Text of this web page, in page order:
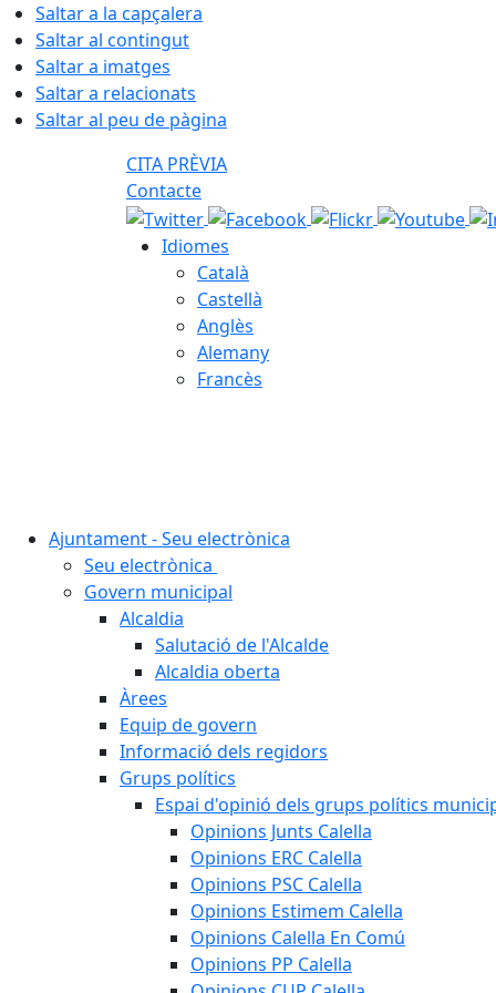
Saltar a la capçalera
Saltar al contingut
Saltar a imatges
Saltar a relacionats
Saltar al peu de pàgina
CITA PRÈVIA
Contacte
Idiomes
Català
Castellà
Anglès
Alemany
Francès
Ajuntament - Seu electrònica
Seu electrònica
Govern municipal
Alcaldia
Salutació de l'Alcalde
Alcaldia oberta
Àrees
Equip de govern
Informació dels regidors
Grups polítics
Espai d'opinió dels grups polítics
Opinions Junts Calella
Opinions ERC Calella
Opinions PSC Calella
Opinions Estimem Calella
Opinions Calella En Comú
Opinions PP Calella